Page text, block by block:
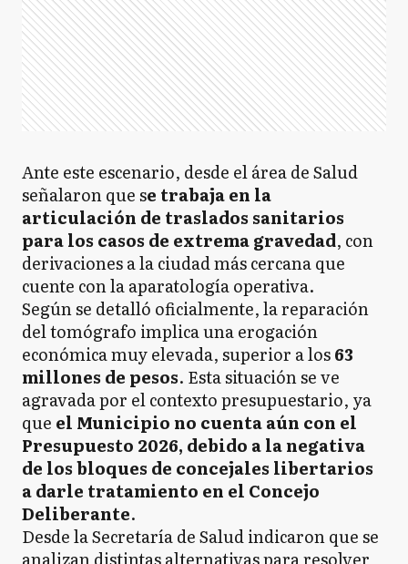
Ante este escenario, desde el área de Salud
señalaron que se trabaja en la
articulación de traslados sanitarios
para los casos de extrema gravedad, con
derivaciones a la ciudad más cercana que
cuente con la aparatología operativa.
Según se detalló oficialmente, la reparación
del tomógrafo implica una erogación
económica muy elevada, superior a los63
millones de pesos. Esta situación se ve
agravada por el contexto presupuestario, ya
que el Municipio no cuenta aún con el
Presupuesto 2026, debido a la negativa
de los bloques de concejales libertarios
a darle tratamiento en el Concejo
Deliberante.
Desde la Secretaría de Salud indicaron que se
analizan distintas alternativas para resolver